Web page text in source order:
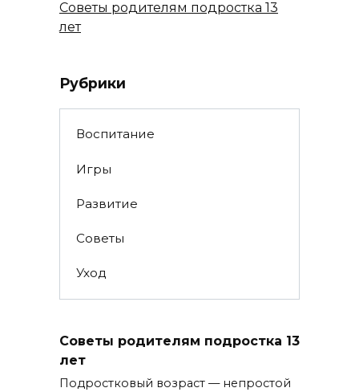
Советы родителям подростка 13
лет
Рубрики
Воспитание
Игры
Развитие
Советы
Уход
Советы родителям подростка 13
лет
Подростковый возраст — непростой